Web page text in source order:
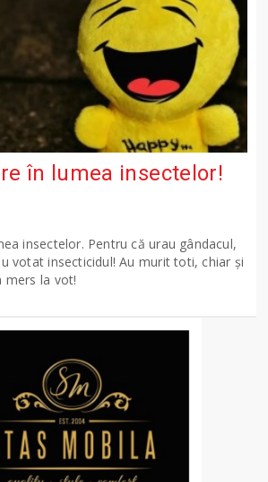
în lumea insectelor!
insectelor. Pentru că urau gândacul,
votat insecticidul! Au murit toti, chiar și
mers la vot!